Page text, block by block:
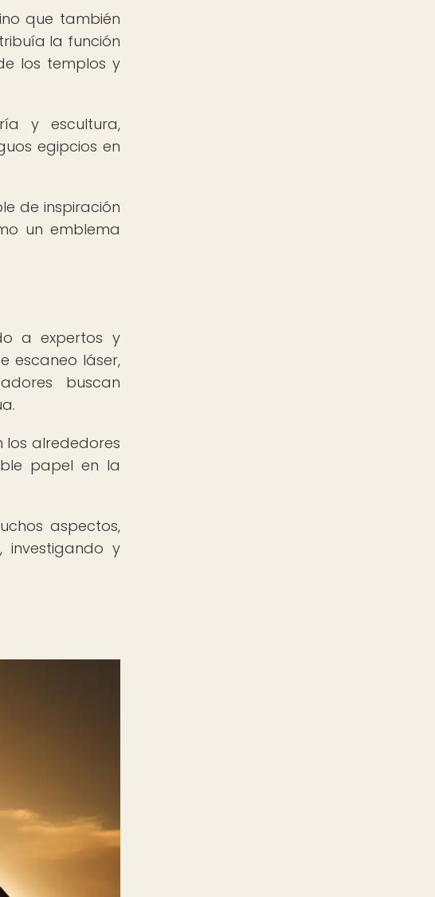
que también
la función
los templos y
y escultura,
egipcios en
de inspiración
un emblema
a expertos y
escaneo láser,
buscan
los alrededores
papel en la
aspectos,
investigando y